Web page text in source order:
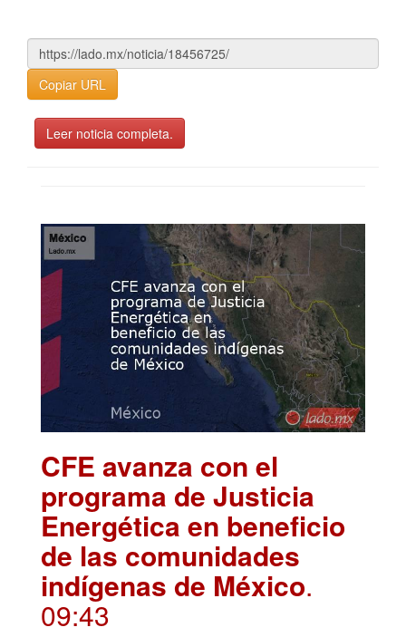
Copiar URL
Leer noticia completa.
CFE avanza con el
programa de Justicia
Energética en beneficio
de las comunidades
indígenas de México.
09:43